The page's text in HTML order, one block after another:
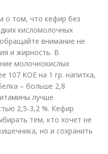
том, что кефир без
кисломолочных
внимание не
и жирность. В
молочнокислых
107 КОЕ на 1 гр. напитка,
– больше 2,8
лучше
2,5-3,2 %. Кефир
тем, кто хочет не
но и сохранить